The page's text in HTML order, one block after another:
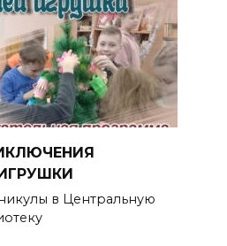
в Центральную